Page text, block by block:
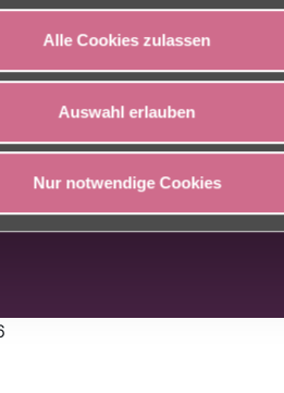
Alle Cookies zulassen
Auswahl erlauben
Nur notwendige Cookies